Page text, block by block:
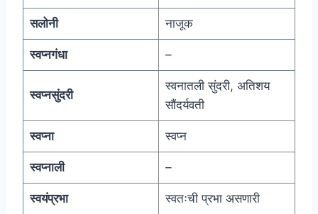
सलोनी नाजूक
स्वप्नगंधा –
स्वप्नसुंदरी
स्वनातली सुंदरी, अतिशय
सौंदर्यवती
स्वप्ना स्वप्न
स्वप्नाली –
स्वयंप्रभा स्वतःची प्रभा असणारी